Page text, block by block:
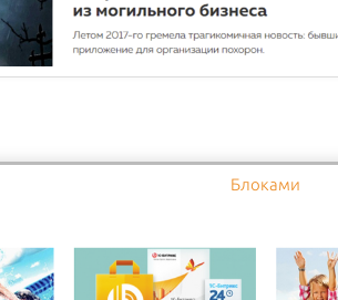
Блоками
Новости Акции Компания Контакты